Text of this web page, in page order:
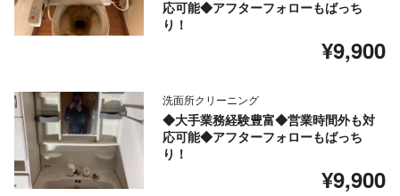
応可能◆アフターフォローもばっち
り！
¥9,900
洗面所クリーニング
◆大手業務経験豊富◆営業時間外も対
応可能◆アフターフォローもばっち
り！
¥9,900